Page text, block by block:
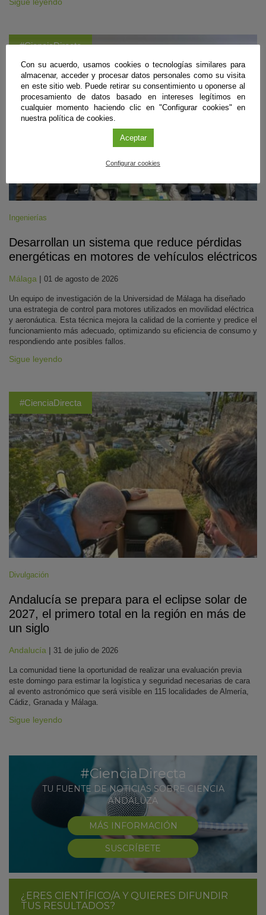
#CienciaDirecta
Ingenierías
Desarrollan un sistema que reduce pérdidas
energéticas en motores de vehículos eléctricos
Málaga | 01 de agosto de 2026
Un equipo de investigación de la Universidad de Málaga ha diseñado
una estrategia de control para motores utilizados en movilidad eléctrica
y aeronáutica. Esta técnica mejora la calidad de la corriente y predice el
funcionamiento más adecuado, optimizando su eficiencia de consumo y
respondiendo ante posibles fallos.
Sigue leyendo
#CienciaDirecta
Divulgación
Andalucía se prepara para el eclipse solar de
2027, el primero total en la región en más de
un siglo
Andalucía | 31 de julio de 2026
La comunidad tiene la oportunidad de realizar una evaluación previa
este domingo para estimar la logística y seguridad necesarias de cara
al evento astronómico que será visible en 115 localidades de Almería,
Cádiz, Granada y Málaga.
Sigue leyendo
#CienciaDirecta
TU FUENTE DE NOTICIAS SOBRE CIENCIA
ANDALUZA
MÁS INFORMACIÓN
SUSCRÍBETE
¿ERES CIENTÍFICO/A Y QUIERES DIFUNDIR
TUS RESULTADOS?
Con su acuerdo, usamos cookies o tecnologías similares para
almacenar, acceder y procesar datos personales como su visita
en este sitio web. Puede retirar su consentimiento u oponerse al
procesamiento de datos basado en intereses legítimos en
cualquier momento haciendo clic en "Configurar cookies" en
nuestra política de cookies.
Aceptar
Configurar cookies